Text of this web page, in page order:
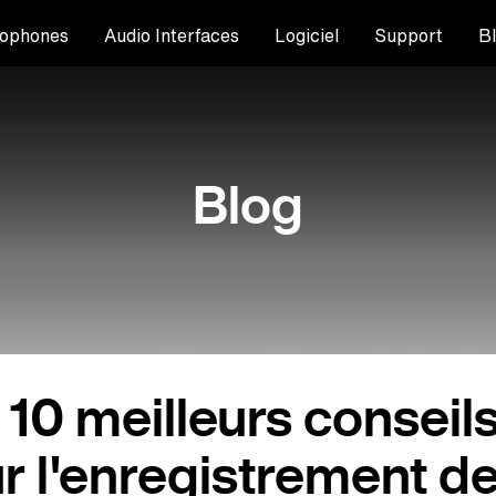
Audio Interfaces Logiciel Support
Blog
meilleurs
l'enregistrement